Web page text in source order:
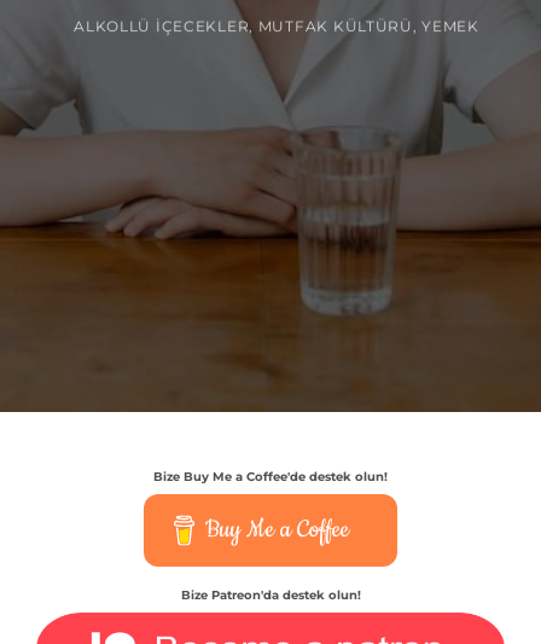
ALKOLLÜ İÇECEKLER MUTFAK KÜLTÜRÜ ,YEMEK
Bize Buy Me a Coffee'de destek olun!
Buy Me a Coffee
Bize Patreon'da destek olun!